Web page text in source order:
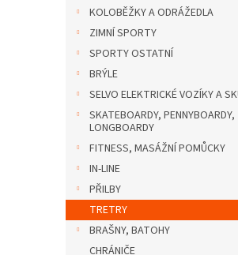
KOLOBĚŽKY A ODRÁŽEDLA
ZIMNÍ SPORTY
SPORTY OSTATNÍ
BRÝLE
SELVO ELEKTRICKÉ VOZÍKY A
SKATEBOARDY, PENNYBOARDY,
LONGBOARDY
FITNESS, MASÁŽNÍ POMŮCKY
IN-LINE
PŘILBY
TRETRY
BRAŠNY, BATOHY
CHRÁNIČE